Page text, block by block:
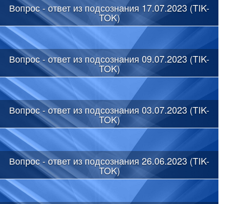
Вопрос - ответ из подсознания 17.07.2023 (TIK-
TOK)
Вопрос - ответ из подсознания 09.07.2023 (TIK-
TOK)
Вопрос - ответ из подсознания 03.07.2023 (TIK-
TOK)
Вопрос - ответ из подсознания 26.06.2023 (TIK-
TOK)